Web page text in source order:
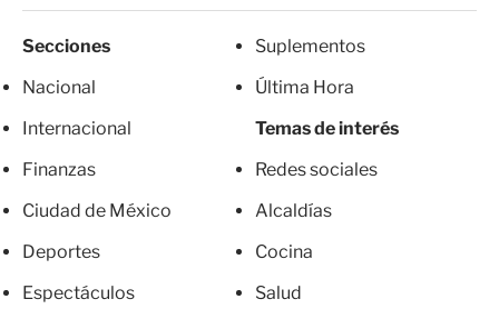
Secciones
Nacional
Internacional
Finanzas
Ciudad de México
Deportes
Espectáculos
Suplementos
Última Hora
Temas de interés
Redes sociales
Alcaldías
Cocina
Salud